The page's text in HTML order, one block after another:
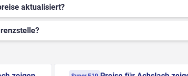
aktualisiert?